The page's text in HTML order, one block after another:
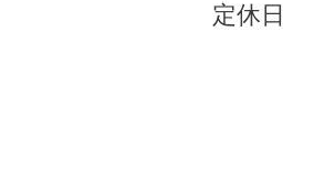
定休日